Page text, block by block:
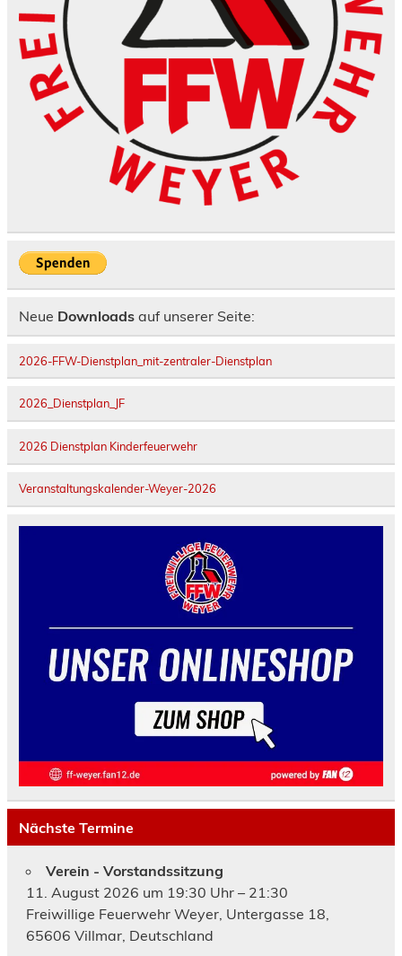
Neue Downloads auf unserer Seite:
2026-FFW-Dienstplan_mit-zentraler-Dienstplan
2026_Dienstplan_JF
2026 Dienstplan Kinderfeuerwehr
Veranstaltungskalender-Weyer-2026
Nächste Termine
Verein - Vorstandssitzung
11. August 2026 um 19:30 Uhr – 21:30
Freiwillige Feuerwehr Weyer, Untergasse 18,
65606 Villmar, Deutschland